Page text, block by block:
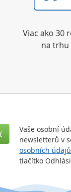
Viac ako 30
na trhu
Vaše osobní
newsletterů v
osobních údajů
tlačítko